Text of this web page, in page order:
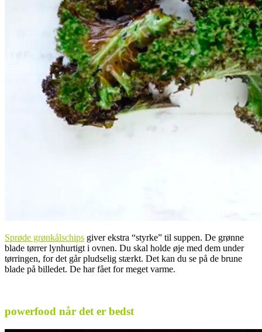
Sprøde grønkålschips giver ekstra “styrke” til suppen. De grønne
blade tørrer lynhurtigt i ovnen. Du skal holde øje med dem under
tørringen, for det går pludselig stærkt. Det kan du se på de brune
blade på billedet. De har fået for meget varme.
powerfood når det er bedst